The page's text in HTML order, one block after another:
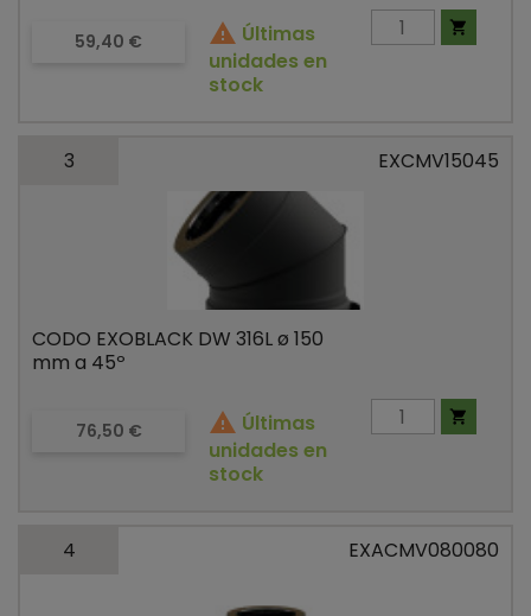
Precio
59,40 €  Últimas
unidades en
stock

3 EXCMV15045
CODO EXOBLACK DW 316L ø 150
mm a 45º
Precio
76,50 €  Últimas
unidades en
stock

4 EXACMV080080